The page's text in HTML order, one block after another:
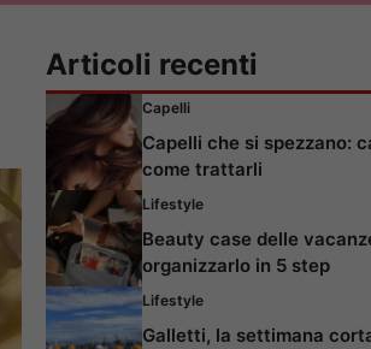
Articoli recenti
Capelli
Capelli che si spezzano:
come trattarli
Lifestyle
Beauty case delle
organizzarlo in 5 step
Lifestyle
Galletti, la settimana